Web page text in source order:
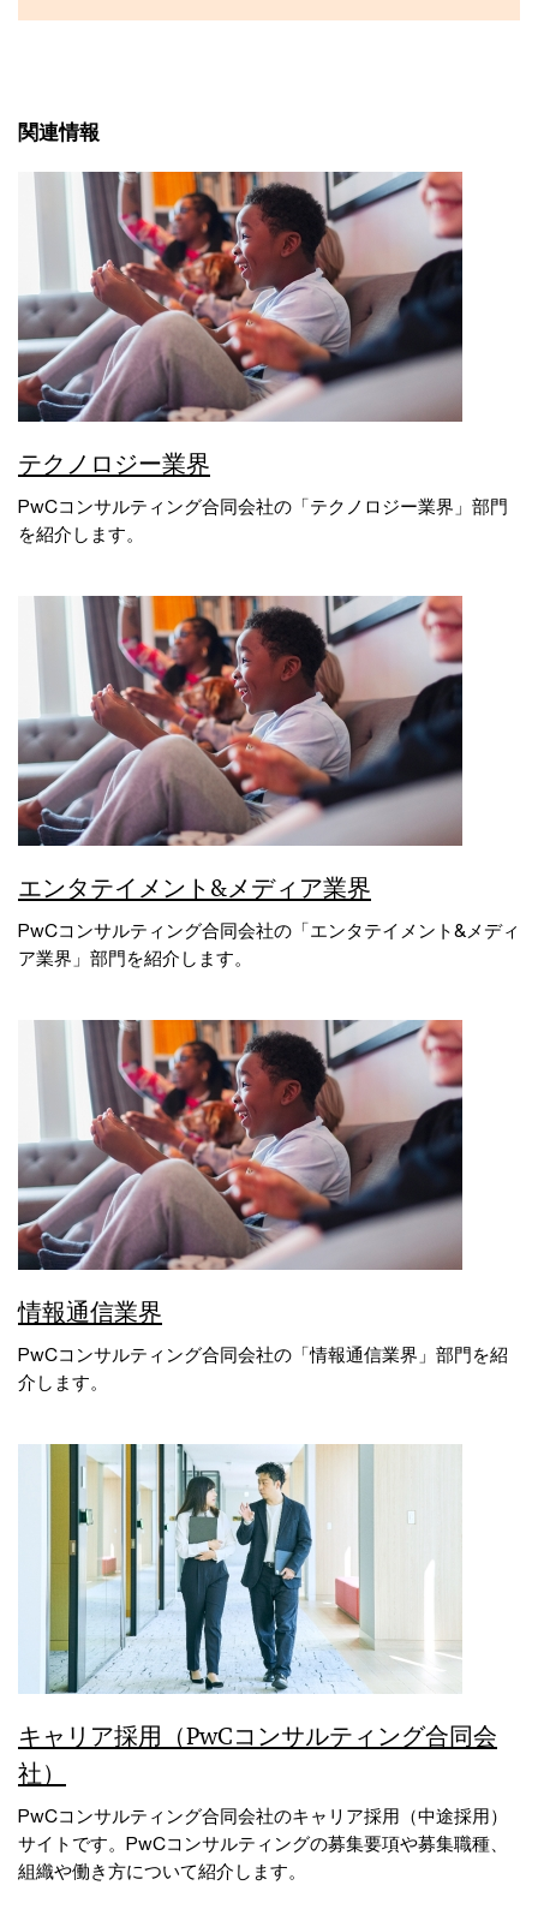
関連情報
テクノロジー業界
PwCコンサルティング合同会社の「テクノロジー業界」部門
を紹介します。
エンタテイメント&メディア業界
PwCコンサルティング合同会社の「エンタテイメント&メディ
ア業界」部門を紹介します。
情報通信業界
PwCコンサルティング合同会社の「情報通信業界」部門を紹
介します。
キャリア採用（PwCコンサルティング合同会
社）
PwCコンサルティング合同会社のキャリア採用（中途採用）
サイトです。PwCコンサルティングの募集要項や募集職種、
組織や働き方について紹介します。